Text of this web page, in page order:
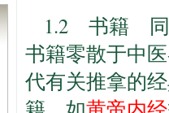
1.2 书籍 同
书籍零散于中
代有关推拿的